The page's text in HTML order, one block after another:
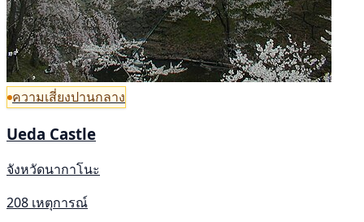
ความเสี่ยงปานกลาง
Ueda Castle
จังหวัดนากาโนะ
208 เหตุการณ์